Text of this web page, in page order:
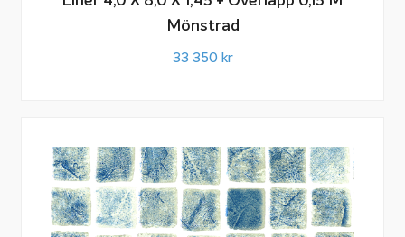
Mönstrad
33 350 kr